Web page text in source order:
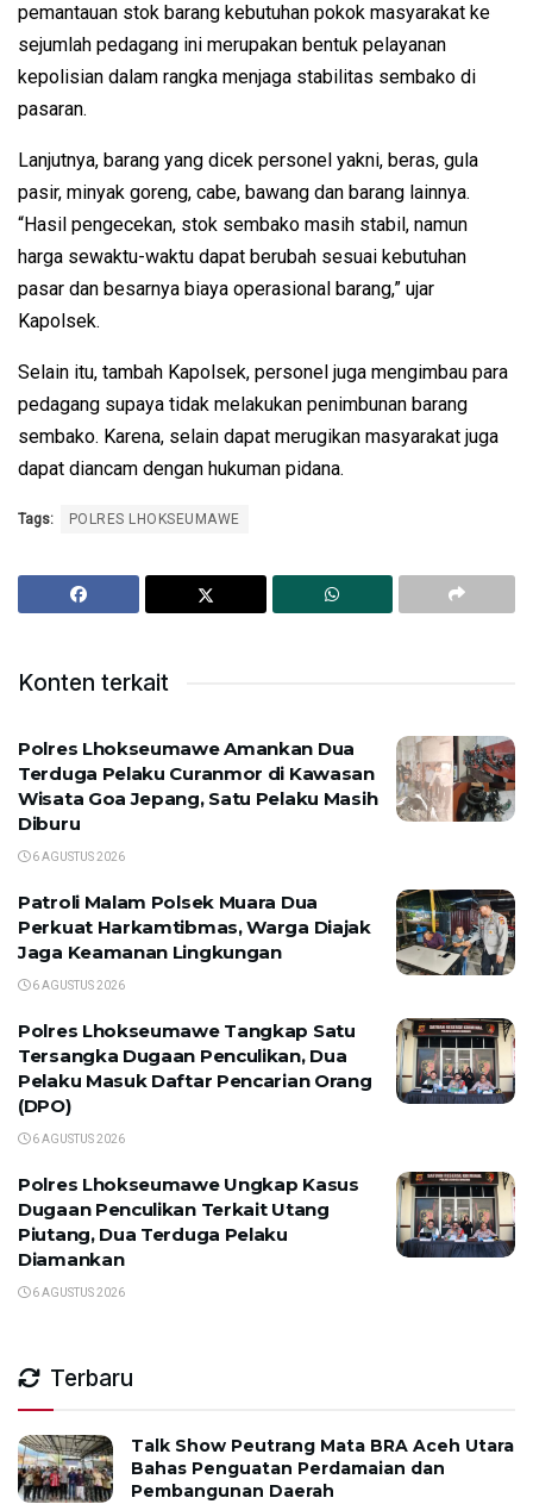
pemantauan stok barang kebutuhan pokok masyarakat ke
sejumlah pedagang ini merupakan bentuk pelayanan
kepolisian dalam rangka menjaga stabilitas sembako di
pasaran.
Lanjutnya, barang yang dicek personel yakni, beras, gula
pasir, minyak goreng, cabe, bawang dan barang lainnya.
“Hasil pengecekan, stok sembako masih stabil, namun
harga sewaktu-waktu dapat berubah sesuai kebutuhan
pasar dan besarnya biaya operasional barang,” ujar
Kapolsek.
Selain itu, tambah Kapolsek, personel juga mengimbau para
pedagang supaya tidak melakukan penimbunan barang
sembako. Karena, selain dapat merugikan masyarakat juga
dapat diancam dengan hukuman pidana.
Tags: POLRES LHOKSEUMAWE
Konten terkait
Polres Lhokseumawe Amankan Dua
Terduga Pelaku Curanmor di Kawasan
Wisata Goa Jepang, Satu Pelaku Masih
Diburu
6 AGUSTUS 2026
Patroli Malam Polsek Muara Dua
Perkuat Harkamtibmas, Warga Diajak
Jaga Keamanan Lingkungan
6 AGUSTUS 2026
Polres Lhokseumawe Tangkap Satu
Tersangka Dugaan Penculikan, Dua
Pelaku Masuk Daftar Pencarian Orang
(DPO)
6 AGUSTUS 2026
Polres Lhokseumawe Ungkap Kasus
Dugaan Penculikan Terkait Utang
Piutang, Dua Terduga Pelaku
Diamankan
6 AGUSTUS 2026
Terbaru
Talk Show Peutrang Mata BRA Aceh Utara
Bahas Penguatan Perdamaian dan
Pembangunan Daerah